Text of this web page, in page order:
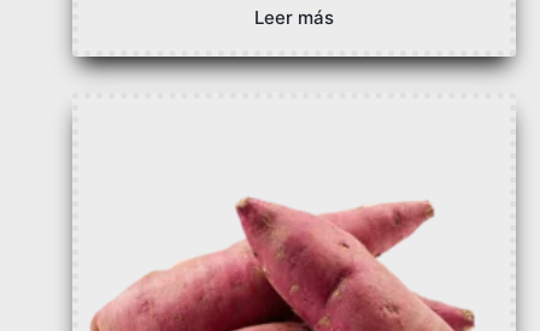
Leer más